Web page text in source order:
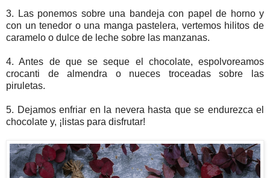
3. Las ponemos sobre una bandeja con papel de horno y
con un tenedor o una manga pastelera, vertemos hilitos de
caramelo o dulce de leche sobre las manzanas.
4. Antes de que se seque el chocolate, espolvoreamos
crocanti de almendra o nueces troceadas sobre las
piruletas.
5. Dejamos enfriar en la nevera hasta que se endurezca el
chocolate y, ¡listas para disfrutar!